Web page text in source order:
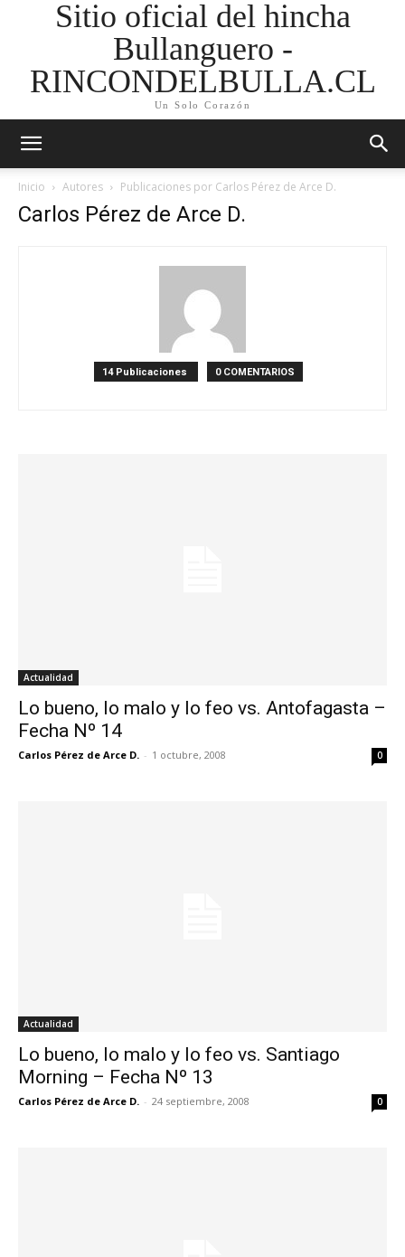
Sitio oficial del hincha
Bullanguero -
RINCONDELBULLA.CL
Un Solo Corazón
Inicio Autores Publicaciones por Carlos Pérez de Arce D.
Carlos Pérez de Arce D.
14 Publicaciones 0 COMENTARIOS
Actualidad
Lo bueno, lo malo y lo feo vs. Antofagasta –
Fecha Nº 14
Carlos Pérez de Arce D. - 1 octubre, 2008 0
Actualidad
Lo bueno, lo malo y lo feo vs. Santiago
Morning – Fecha Nº 13
Carlos Pérez de Arce D. - 24 septiembre, 2008 0